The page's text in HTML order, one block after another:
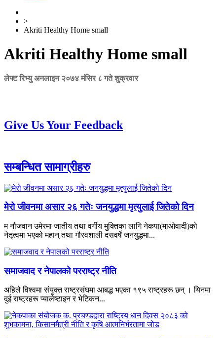
>
Akriti Healthy Home small
Akriti Healthy Home small
लेफ्ट रिभ्यु अनलाइन २०७४ मंसिर ८ गते शुक्रवार
Give Us Your Feedback
सम्बन्धित सामाग्रीहरु
मेरो जीवनमा असार २६ गतेः जनयुद्धमा मृत्युलाई जितेको दिन
म नौजवान उमेरमा जातीय तथा वर्गीय मुक्तिका लागि नेकपा(माओवादी)को
नेतृत्वमा भएको महान् तथा गौरवशाली दसवर्षे जनयुद्धमा...
समाजवाद र नेपालको परराष्ट्र नीति
अहिले विश्वमा संयुक्त राष्ट्रसंघमा आबद्ध भएका १९५ राष्ट्रहरू छन् । यिनमा
दुई राष्ट्रहरू प्यालेष्टाइन र भेटिकन...